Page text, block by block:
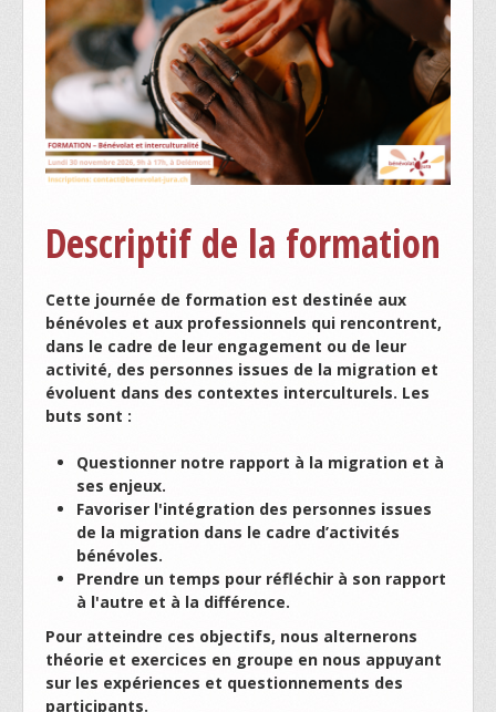
Descriptif de la formation
Cette journée de formation est destinée aux
bénévoles et aux professionnels qui rencontrent,
dans le cadre de leur engagement ou de leur
activité, des personnes issues de la migration et
évoluent dans des contextes interculturels. Les
buts sont :
Questionner notre rapport à la migration et à
ses enjeux.
Favoriser l'intégration des personnes issues
de la migration dans le cadre d’activités
bénévoles.
Prendre un temps pour réfléchir à son rapport
à l'autre et à la différence.
Pour atteindre ces objectifs, nous alternerons
théorie et exercices en groupe en nous appuyant
sur les expériences et questionnements des
participants.